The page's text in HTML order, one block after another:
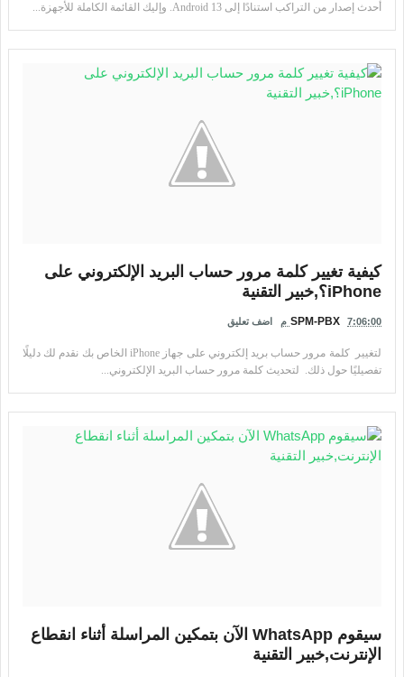
أحدث إصدار من التراكب استنادًا إلى Android 13. وإليك القائمة الكاملة للأجهزة...
كيفية تغيير كلمة مرور حساب البريد الإلكتروني على
iPhone؟,خبير التقنية
SPM-PBX 7:06:00 م اضف تعليق
لتغيير كلمة مرور حساب بريد إلكتروني على جهاز iPhone الخاص بك نقدم لك دليلًا
تفصيليًا حول ذلك. لتحديث كلمة مرور حساب البريد الإلكتروني...
سيقوم WhatsApp الآن بتمكين المراسلة أثناء انقطاع
الإنترنت,خبير التقنية